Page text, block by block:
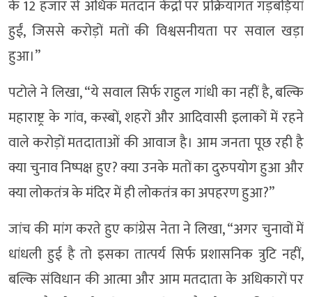
के 12 हजार से अधिक मतदान केंद्रों पर प्रक्रियागत गड़बड़ियां
हुईं, जिससे करोड़ों मतों की विश्वसनीयता पर सवाल खड़ा
हुआ।”
पटोले ने लिखा, “ये सवाल सिर्फ राहुल गांधी का नहीं है, बल्कि
महाराष्ट्र के गांव, कस्बों, शहरों और आदिवासी इलाकों में रहने
वाले करोड़ों मतदाताओं की आवाज है। आम जनता पूछ रही है
क्या चुनाव निष्पक्ष हुए? क्या उनके मतों का दुरुपयोग हुआ और
क्या लोकतंत्र के मंदिर में ही लोकतंत्र का अपहरण हुआ?”
जांच की मांग करते हुए कांग्रेस नेता ने लिखा, “अगर चुनावों में
धांधली हुई है तो इसका तात्पर्य सिर्फ प्रशासनिक त्रुटि नहीं,
बल्कि संविधान की आत्मा और आम मतदाता के अधिकारों पर